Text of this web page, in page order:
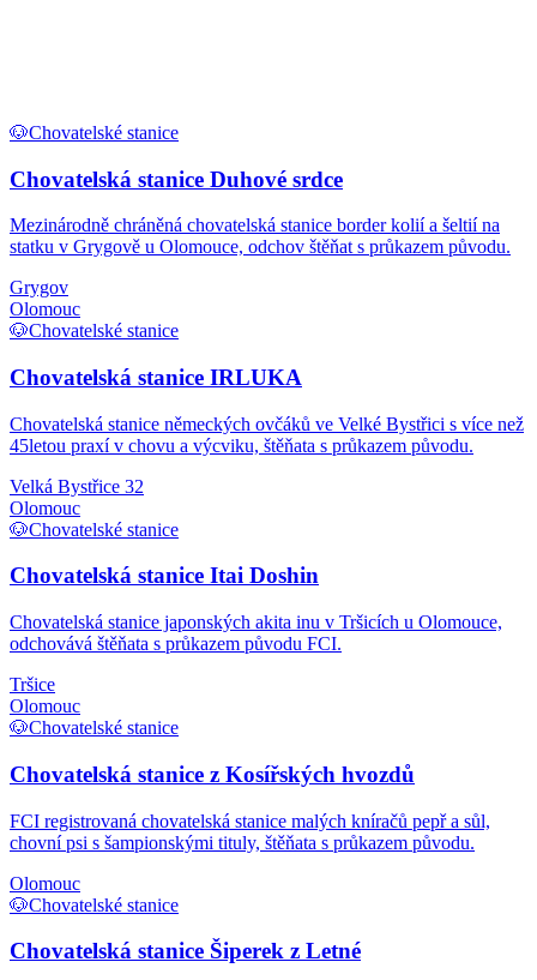
🐶Chovatelské stanice
Chovatelská stanice Duhové srdce
Mezinárodně chráněná chovatelská stanice border kolií a šeltií na
statku v Grygově u Olomouce, odchov štěňat s průkazem původu.
Grygov
Olomouc
🐶Chovatelské stanice
Chovatelská stanice IRLUKA
Chovatelská stanice německých ovčáků ve Velké Bystřici s více než
45letou praxí v chovu a výcviku, štěňata s průkazem původu.
Velká Bystřice 32
Olomouc
🐶Chovatelské stanice
Chovatelská stanice Itai Doshin
Chovatelská stanice japonských akita inu v Tršicích u Olomouce,
odchovává štěňata s průkazem původu FCI.
Tršice
Olomouc
🐶Chovatelské stanice
Chovatelská stanice z Kosířských hvozdů
FCI registrovaná chovatelská stanice malých kníračů pepř a sůl,
chovní psi s šampionskými tituly, štěňata s průkazem původu.
Olomouc
🐶Chovatelské stanice
Chovatelská stanice Šiperek z Letné